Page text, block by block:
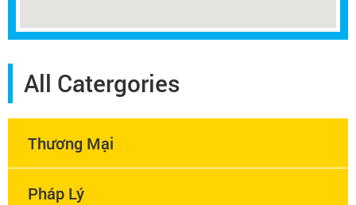
All Catergories
Thương Mại
Pháp Lý